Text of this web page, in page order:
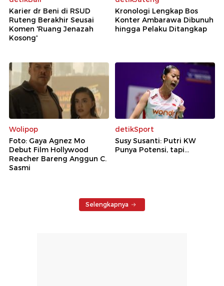
Karier dr Beni di RSUD
Ruteng Berakhir Seusai
Komen 'Ruang Jenazah
Kosong'
Kronologi Lengkap Bos
Konter Ambarawa Dibunuh
hingga Pelaku Ditangkap
Wolipop
Foto: Gaya Agnez Mo
Debut Film Hollywood
Reacher Bareng Anggun C.
Sasmi
detikSport
Susy Susanti: Putri KW
Punya Potensi, tapi...
Selengkapnya